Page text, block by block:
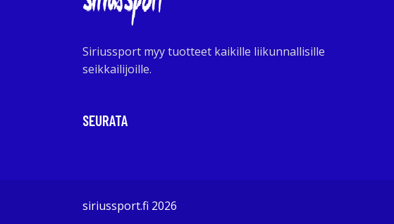
Siriussport myy tuotteet kaikille liikunnallisille
seikkailijoille.
SEURATA
siriussport.fi 2026